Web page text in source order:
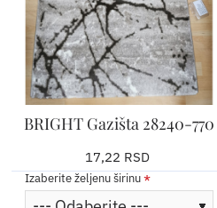
BRIGHT Gazišta 28240-770
17,22 RSD
Izaberite željenu širinu